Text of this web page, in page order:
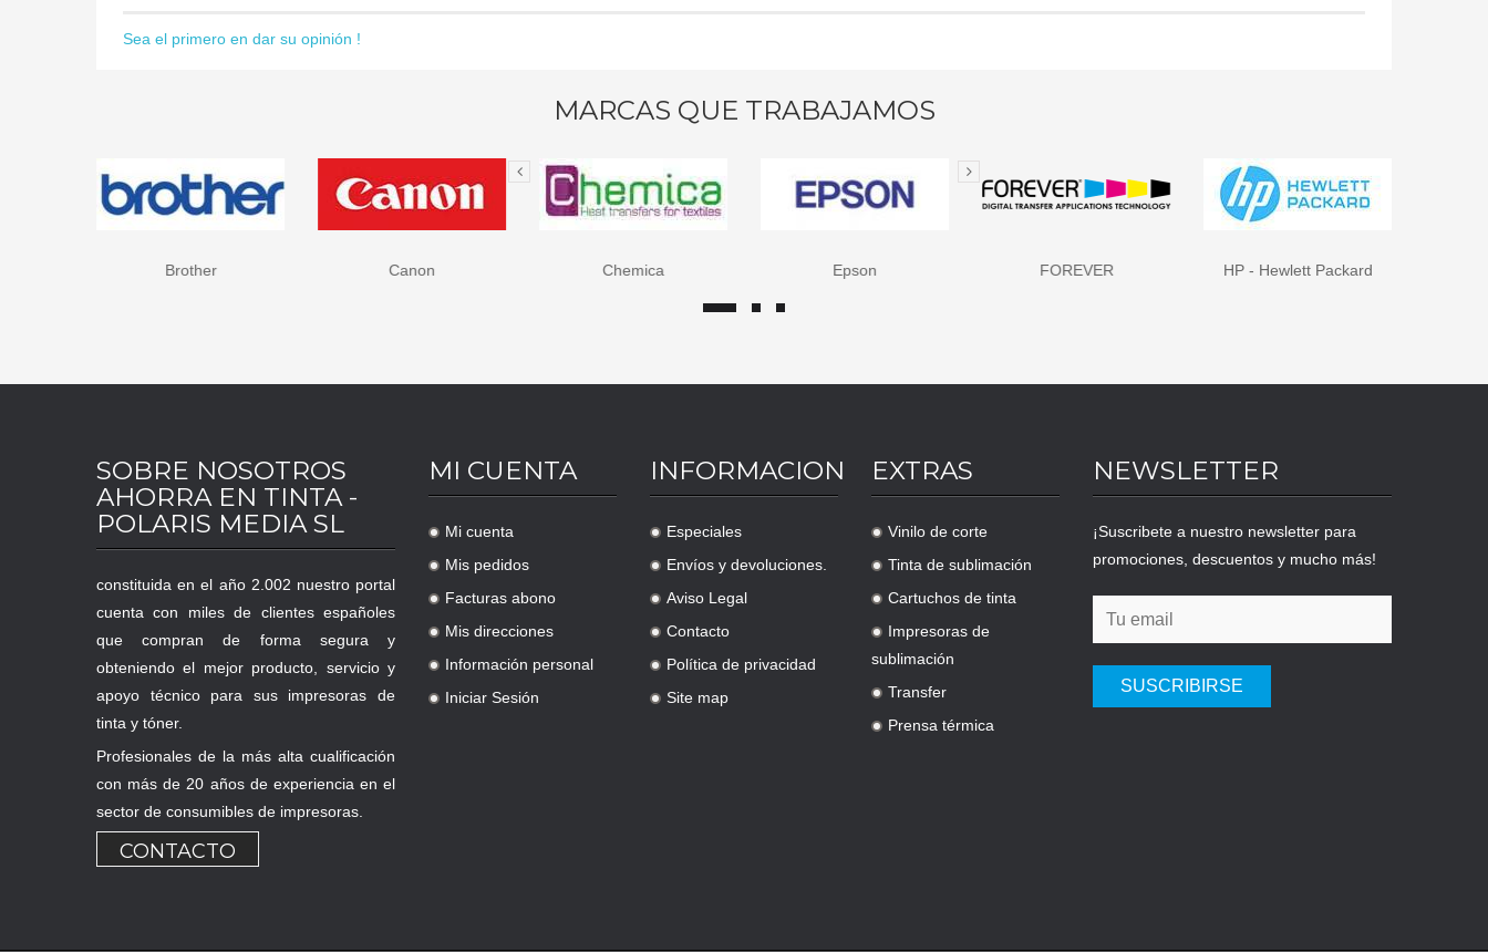
Sea el primero en dar su opinión !
MARCAS QUE TRABAJAMOS
Brother Canon Chemica Epson FOREVER HP - Hewlett Packard
SOBRE NOSOTROS
AHORRA EN TINTA -
POLARIS MEDIA SL
constituida en el año 2.002 nuestro portal
cuenta con miles de clientes españoles
que compran de forma segura y
obteniendo el mejor producto, servicio y
apoyo técnico para sus impresoras de
tinta y tóner.
Profesionales de la más alta cualificación
con más de 20 años de experiencia en el
sector de consumibles de impresoras.
CONTACTO
MI CUENTA
.
Mi cuenta
.
Mis pedidos
.
Facturas abono
.
Mis direcciones
.
Información personal
.
Iniciar Sesión
INFORMACION
.
Especiales
.
Envíos y devoluciones.
.
Aviso Legal
.
Contacto
.
Política de privacidad
.
Site map
EXTRAS
.
Vinilo de corte
.
Tinta de sublimación
.
Cartuchos de tinta
.
Impresoras de
sublimación
.
Transfer
.
Prensa térmica
NEWSLETTER
¡Suscribete a nuestro newsletter para
promociones, descuentos y mucho más!
SUSCRIBIRSE